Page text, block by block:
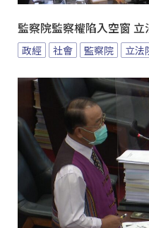
監察院監察權陷入空窗 立
政經 社會 監察院 立法